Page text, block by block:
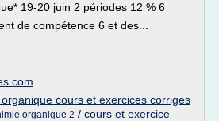
19-20 juin 2 périodes 12 % 6
de compétence 6 et des...
cours et exercices corriges
organique 2 / cours et exercice